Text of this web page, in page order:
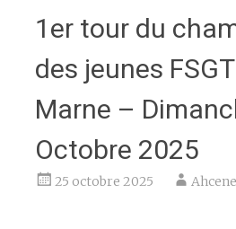
1er tour du
des jeunes
Marne –
Octobre 2025
25 octobre 2025